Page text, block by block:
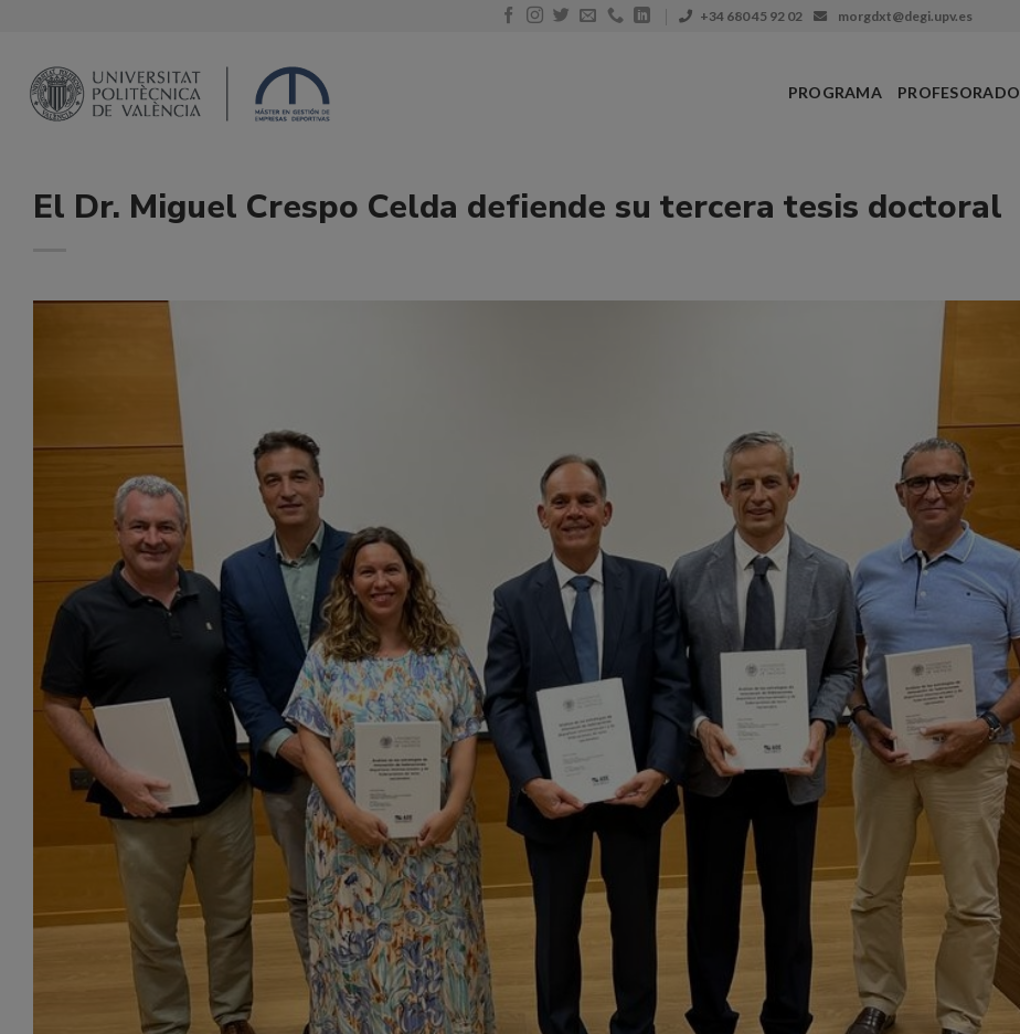
contenido
+34 680 45 92 02 morgdxt@degi.upv.es
PROGRAMA PROFESORADO
El Dr. Miguel Crespo Celda defiende su tercera tesis doctoral